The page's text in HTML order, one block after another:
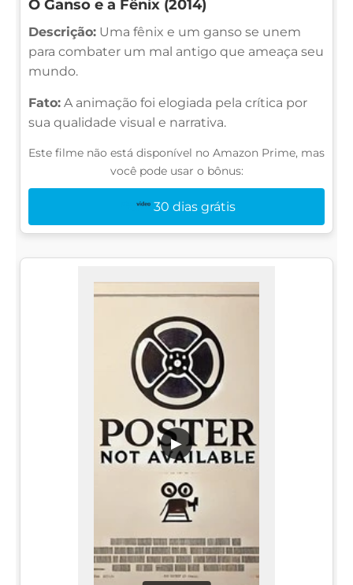
O Ganso e a Fênix (2014)
Descrição: Uma fênix e um ganso se unem
para combater um mal antigo que ameaça seu
mundo.
Fato: A animação foi elogiada pela crítica por
sua qualidade visual e narrativa.
Este filme não está disponível no Amazon Prime, mas
você pode usar o bônus:
30 dias grátis
▶